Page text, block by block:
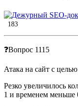
183
❓Вопрос 1115
Атака на сайт с
Резко увеличилось
1 и временем меньше